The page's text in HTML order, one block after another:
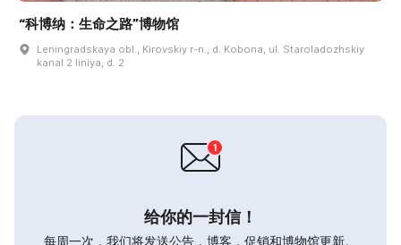
“科博纳：生命之路”博物馆
Leningradskaya obl., Kirovskiy r-n., d. Kobona, ul. Staroladozhskiy
kanal 2 liniya, d. 2
给你的一封信！
每周一次，我们将发送公告，博客，促销和博物馆更新。